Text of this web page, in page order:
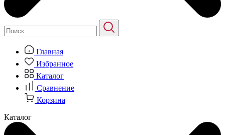
Главная
Избранное
Каталог
Сравнение
Корзина
Каталог